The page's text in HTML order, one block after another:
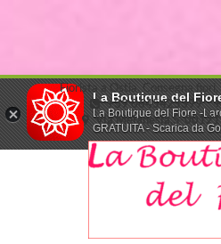
La Boutique del
La Boutique del Fiore -
GRATUITA - Scarica da
Fiorista a Ostia. Consegna
+39 0645425399
Via Melanesia,5-00121